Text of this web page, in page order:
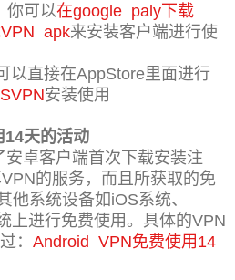
你可以在google paly下载
apk来安装客户端进行使
以直接在AppStore里面进行
安装使用
14天的活动
卓客户端首次下载安装注
的服务，而且所获取的免
他系统设备如iOS系统、
上进行免费使用。具体的VPN
： Android VPN免费使用14